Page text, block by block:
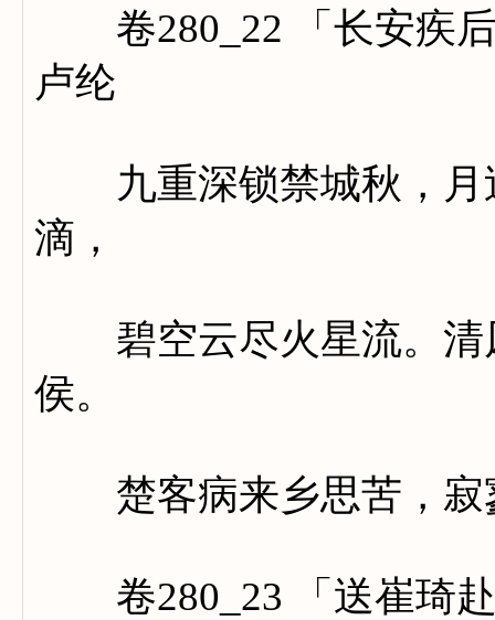
卷280_22 「长安疾后
卢纶
九重深锁禁城秋，月
滴，
碧空云尽火星流。清
侯。
楚客病来乡思苦，寂
卷280_23 「送崔琦赴